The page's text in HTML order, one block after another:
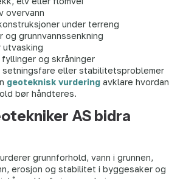
overvann
under terreng
og grunnvannssenkning
utvasking
og skråninger
setningsfare eller stabilitetsproblemer
geoteknisk vurdering avklare hvordan
bør håndteres.
AS bidra
grunnforhold, vann i grunnen,
erosjon og stabilitet i byggesaker og